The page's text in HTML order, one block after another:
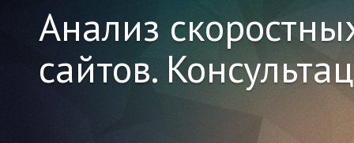
Анализ
сайтов.